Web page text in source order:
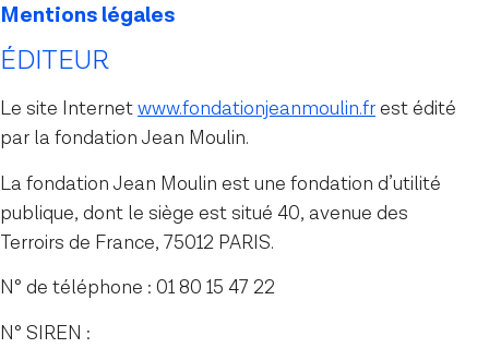
Mentions légales
ÉDITEUR
Le site Internetwww.fondationjeanmoulin.frest édité
par la fondation Jean Moulin.
La fondation Jean Moulin est une fondation d’utilité
publique, dont le siège est situé 40, avenue des
Terroirs de France, 75012 PARIS.
N° de téléphone : 01 80 15 47 22
N° SIREN :